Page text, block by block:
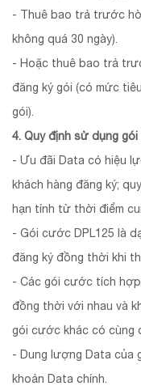
- Thuê bao trả trước
không quá 30 ngày).
- Hoặc thuê bao trả
đăng ký gói (có mức
gói).
4. Quy định sử dụng
- Ưu đãi Data có hiệu
khách hàng đăng ký;
hạn tính từ thời điểm
- Gói cước DPL125 là
đăng ký đồng thời khi
- Các gói cước tích
đồng thời với nhau và
gói cước khác có cùng
- Dung lượng Data của
khoản Data chính.